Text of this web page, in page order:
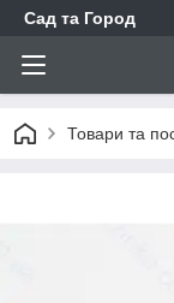
Сад та Город
Товари та